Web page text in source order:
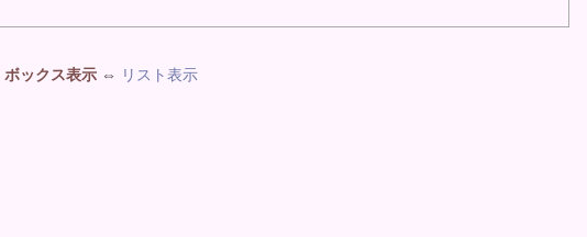
ボックス表示⇔ リスト表示